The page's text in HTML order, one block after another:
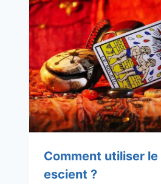
Comment utiliser
escient ?